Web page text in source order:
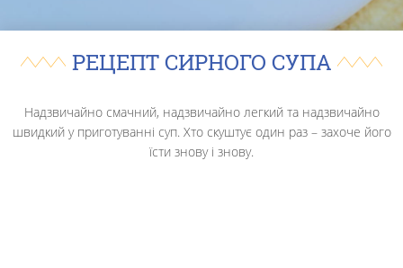
РЕЦЕПТ СИРНОГО СУПА
Надзвичайно смачний, надзвичайно легкий та надзвичайно
швидкий у приготуванні суп. Хто скуштує один раз – захоче його
їсти знову і знову.